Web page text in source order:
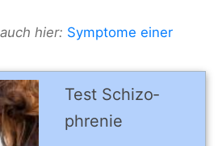
hier: Symptome einer
Test Schizo­
phre­nie